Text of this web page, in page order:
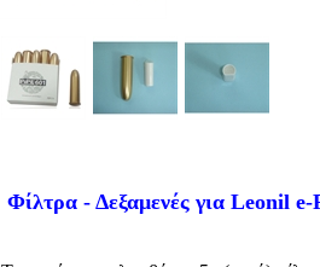
Φίλτρα - Δεξαμενές για Leonil